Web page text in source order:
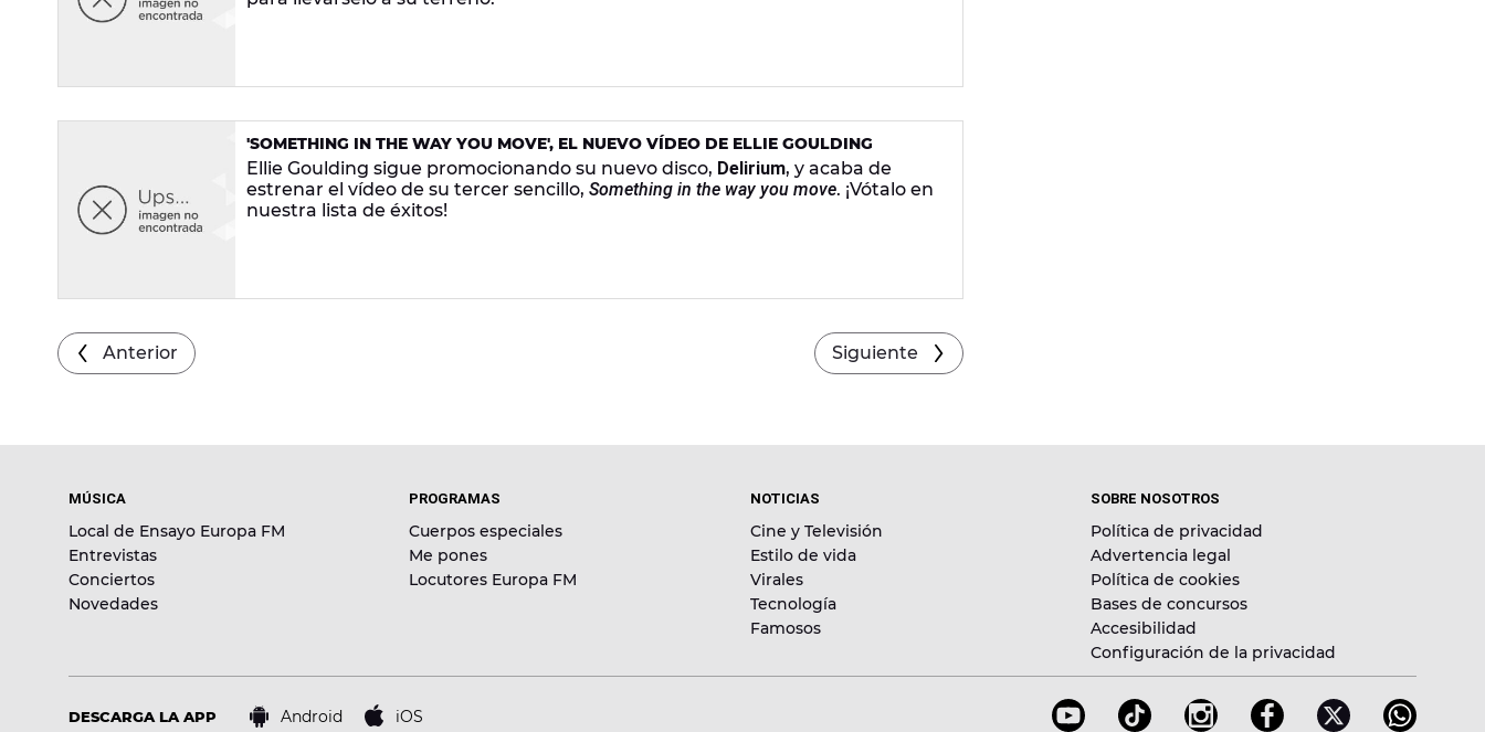
'SOMETHING IN THE WAY YOU MOVE', EL NUEVO VÍDEO DE ELLIE GOULDING
Ellie Goulding sigue promocionando su nuevo disco, Delirium, y acaba de
estrenar el vídeo de su tercer sencillo, Something in the way you move. ¡Vótalo en
nuestra lista de éxitos!
Anterior Siguiente
MÚSICA
Local de Ensayo Europa FM
Entrevistas
Conciertos
Novedades
PROGRAMAS
Cuerpos especiales
Me pones
Locutores Europa FM
NOTICIAS
Cine y Televisión
Estilo de vida
Virales
Tecnología
Famosos
SOBRE NOSOTROS
Política de privacidad
Advertencia legal
Política de cookies
Bases de concursos
Accesibilidad
Configuración de la privacidad
DESCARGA LA APP Android iOS